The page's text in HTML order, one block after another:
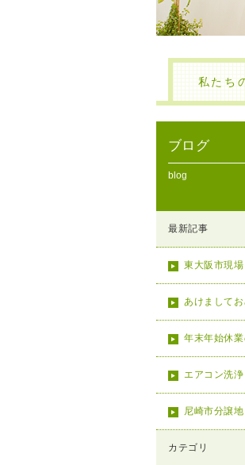
私たち
ブログ
blog
最新記事
東大阪市現
あけまして
年末年始休
エアコン洗浄
尼崎市分譲地
カテゴリ